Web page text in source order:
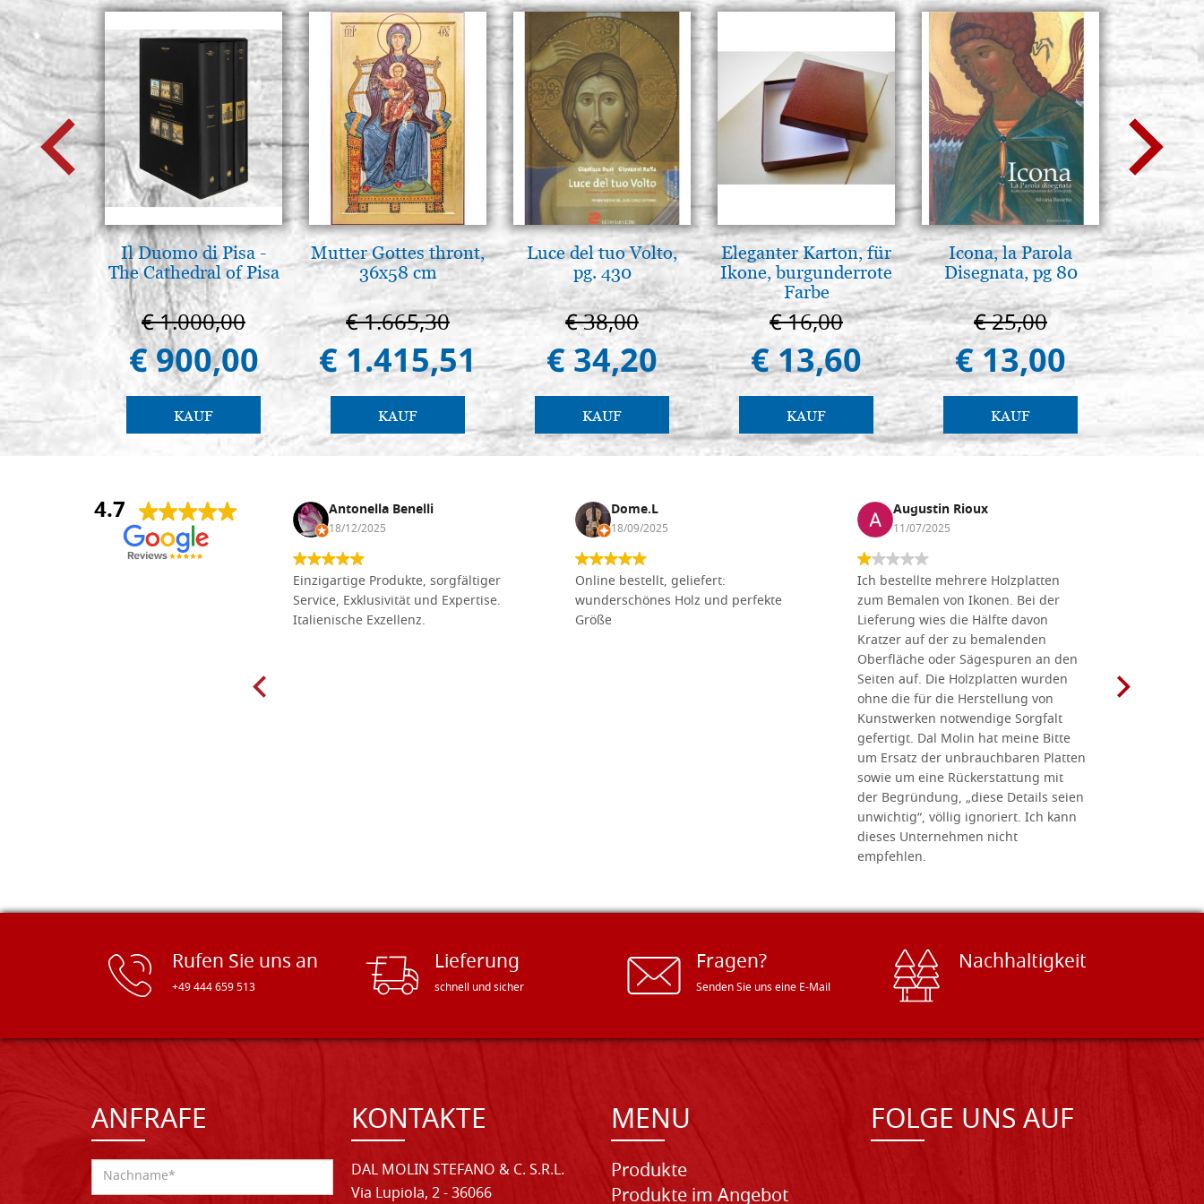
Il Duomo di Pisa -
The Cathedral of Pisa
€ 1.000,00
€ 900,00
KAUF
Mutter Gottes thront,
36x58 cm
€ 1.665,30
€ 1.415,51
KAUF
Luce del tuo Volto,
pg. 430
€ 38,00
€ 34,20
KAUF
Eleganter Karton, für
Ikone, burgunderrote
Farbe
€ 16,00
€ 13,60
KAUF
Icona, la Parola
Disegnata, pg 80
€ 25,00
€ 13,00
KAUF
L'uomo
€
4.7
Anna Maria Negri Antonella Benelli
18/12/2025
Einzigartige Produkte, sorgfältiger
Service, Exklusivität und Expertise.
Italienische Exzellenz.
Dome.L
18/09/2025
Online bestellt, geliefert:
wunderschönes Holz und perfekte
Größe
Augustin Rioux
11/07/2025
Ich bestellte mehrere Holzplatten
zum Bemalen von Ikonen. Bei der
Lieferung wies die Hälfte davon
Kratzer auf der zu bemalenden
Oberfläche oder Sägespuren an den
Seiten auf. Die Holzplatten wurden
ohne die für die Herstellung von
Kunstwerken notwendige Sorgfalt
gefertigt. Dal Molin hat meine Bitte
um Ersatz der unbrauchbaren Platten
sowie um eine Rückerstattung mit
der Begründung, „diese Details seien
unwichtig“, völlig ignoriert. Ich kann
dieses Unternehmen nicht
empfehlen.
Rufen Sie uns an
+49 444 659 513
Lieferung
schnell und sicher
Fragen?
Senden Sie uns eine E-Mail
Nachhaltigkeit
ANFRAFE KONTAKTE
DAL MOLIN STEFANO & C. S.R.L.
Via Lupiola, 2 - 36066
MENU
Produkte
Produkte im Angebot
FOLGE UNS AUF